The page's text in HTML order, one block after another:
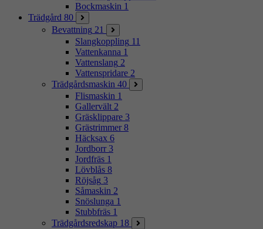
Bockmaskin 1
Trädgård 80
Bevattning 21
Slangkoppling 11
Vattenkanna 1
Vattenslang 2
Vattenspridare 2
Trädgårdsmaskin 40
Flismaskin 1
Gallervält 2
Gräsklippare 3
Grästrimmer 8
Häcksax 6
Jordborr 3
Jordfräs 1
Lövblås 8
Röjsåg 3
Såmaskin 2
Snöslunga 1
Stubbfräs 1
Trädgårdsredskap 18